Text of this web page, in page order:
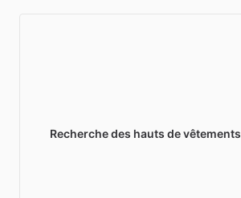
Recherchedes hauts devêtements